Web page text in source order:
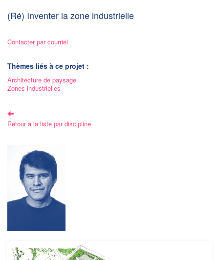
(Ré) Inventer la zone industrielle
Contacter par courriel
Thèmes liés à ce projet :
Architecture de paysage
Zones industrielles
Retour à la liste par discipline